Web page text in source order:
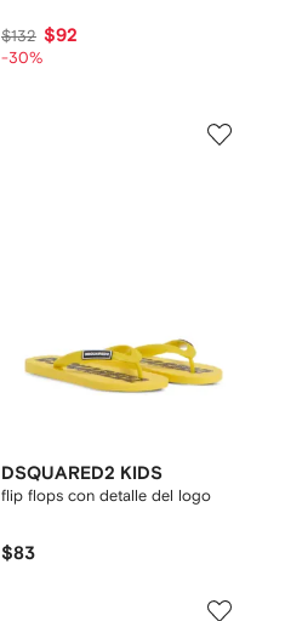
$132 $92
-30%
DSQUARED2 KIDS
flip flops con detalle del logo
$83